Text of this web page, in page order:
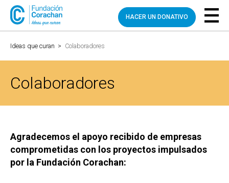
HACER UN DONATIVO
Ideas que curan > Colaboradores
Colaboradores
Agradecemos el apoyo recibido de empresas
comprometidas con los proyectos impulsados
por la Fundación Corachan: